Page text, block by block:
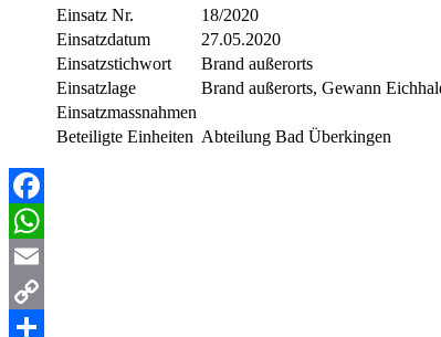
Einsatz Nr.
18/2020
Einsatzdatum
27.05.2020
Einsatzstichwort
Brand außerorts
Einsatzlage
Brand außerorts, Gewann
Einsatzmassnahmen
Beteiligte Einheiten Abteilung Bad Überkingen
Facebook
WhatsApp
Email
Copy